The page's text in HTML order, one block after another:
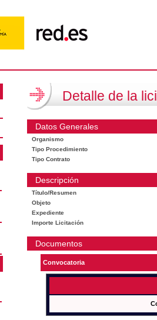
Detalle de la
Datos Generales
Organismo
Tipo Procedimiento
Tipo Contrato
Descripción
Título/Resumen
Objeto
Expediente
Importe Licitación
Documentos
Convocatoria